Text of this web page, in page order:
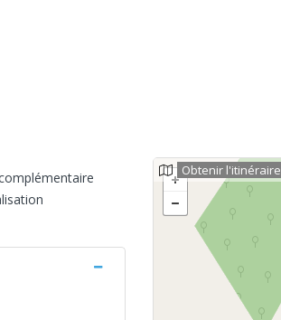
Obtenir l'itinéraire